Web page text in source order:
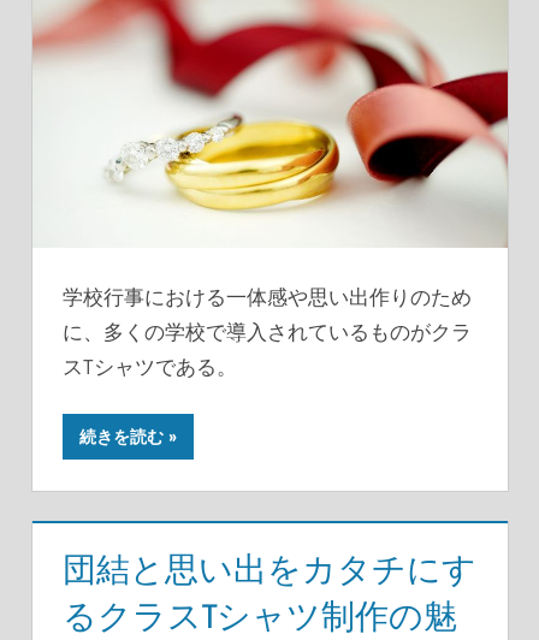
学校行事における一体感や思い出作りのため
に、多くの学校で導入されているものがクラ
スTシャツである。
続きを読む
団結と思い出をカタチにす
るクラスTシャツ制作の魅